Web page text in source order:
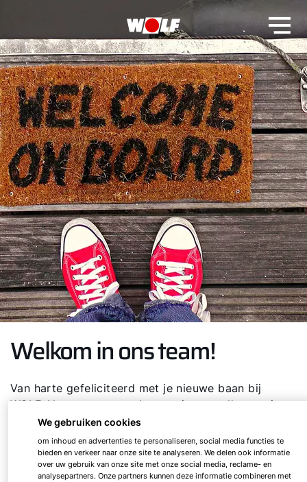
Welkom in ons team!
Van harte gefeliciteerd met je nieuwe baan bij
WOLF. Nog even en we kunnen je verwelkomen in
ons team. Net als jij tellen we af naar jouw eerste
werkdag. Graag willen we jou via deze online
omgeving al een beetje wegwijs maken in de
wereld van WOLF.
We gebruiken cookies
om inhoud en advertenties te personaliseren, social media functies te
bieden en verkeer naar onze site te analyseren. We delen ook informatie
over uw gebruik van onze site met onze social media, reclame- en
analysepartners. Onze partners kunnen deze informatie combineren met